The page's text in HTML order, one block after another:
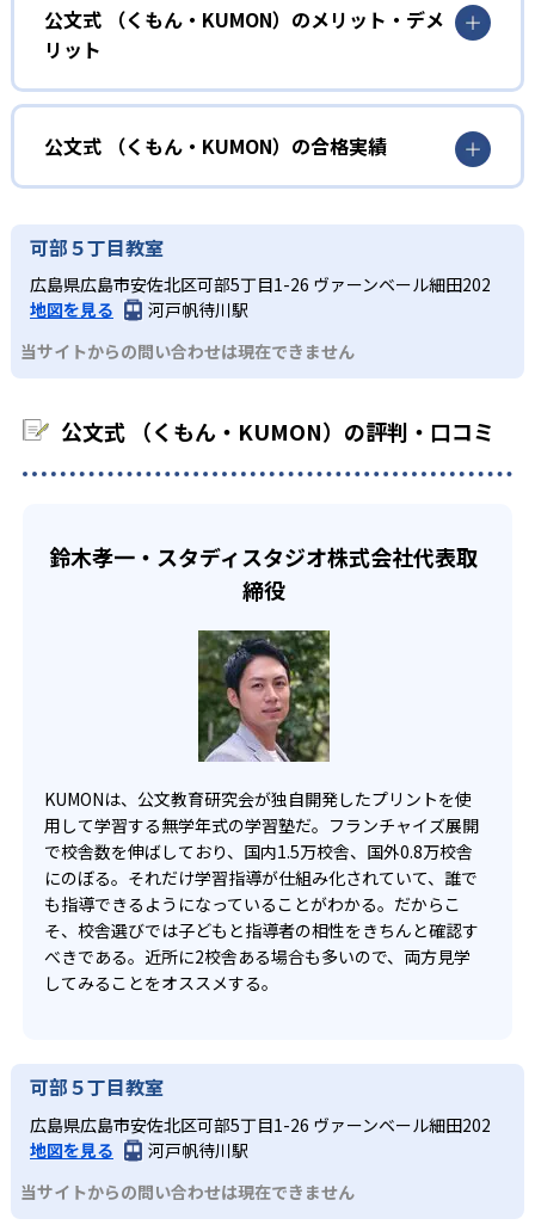
しさを経験できる。
KUMONの教材は、簡単な問題から高度な問題へと、スモー
ルステップで進んでいけるよう工夫されている。このスタ
イルは子どもの学習意欲をかき立てるため、教えてもらう
という受け身の姿勢ではなく、自ら進んで学ぶ姿勢を身に
つけられるだろう。
また、自学学習スタイルで学ぶ子どもたちは、自らの学習
課題に気がつくようになる。学年を超えた範囲も学習でき
るため、早い時期から高校教材に進む生徒もいる。
03 フレキシブルな受講スタイル
でも週2回受講できる。そのため、部活や他の習い事で忙し
らのオンライン受講と通室を組み合わせることも可能だ。
小学校に入る準備をしたい幼児向け
KUMONでは細かいステップに分かれた教材で、わかる楽し
さを経験しながら無理なく力を高めていける。
性格や学習への取り組み姿勢に合わせて内容も調整するた
め、小学校に入ってもつまずきにくい学力を身につけられ
るだろう。
中学に向けて苦手教科を克服したい子ども向け
KUMONでは経験豊富な先生が、子どものやる気を引き出せ
るよう適切なヒントを与えたり、声かけをしたりしてい
少しずつ苦手意識を克服できるだろう。
部活や習い事と両立したい生徒向け
KUMONでは、一人ひとりの学習状況やスケジュールに合わ
宿題の量や進め方に関しては、いつでも気軽に相談可能
だ。
公文式 （くもん・KUMON）のメリット・デメ
リット
どんなメリットがある？
KUMONでは自学自習スタイルで勉強するため、集中力や目
標に向かって頑張りやり抜く力を育むことができる。ま
た、年齢や学年にとらわれずに自分の学力に相応したレベ
ルから学習できるため、難しすぎてやる気を損ねたり、簡
単すぎて退屈することもない。
どんなデメリットがある？
KUMONでは、中高生のクラスでも数学・英語・国語の3教
科に限られるため、その他の教科に関しては他塾を検討す
る必要があるだろう。
公文式 （くもん・KUMON）の合格実績
KUMONは、公式サイトでは合格実績は公開していない。志
わせたい。
可部５丁目教室
広島県広島市安佐北区可部5丁目1-26 ヴァーンベール細田202
地図を見る
河戸帆待川駅
当サイトからの問い合わせは現在できません
公文式 （くもん・KUMON）の評判・口コミ
鈴木孝一・スタディスタジオ株式会社代表取
締役
KUMONは、公文教育研究会が独自開発したプリントを使
用して学習する無学年式の学習塾だ。フランチャイズ展開
で校舎数を伸ばしており、国内1.5万校舎、国外0.8万校舎
にのぼる。それだけ学習指導が仕組み化されていて、誰で
も指導できるようになっていることがわかる。だからこ
そ、校舎選びでは子どもと指導者の相性をきちんと確認す
べきである。近所に2校舎ある場合も多いので、両方見学
してみることをオススメする。
可部５丁目教室
広島県広島市安佐北区可部5丁目1-26 ヴァーンベール細田202
地図を見る
河戸帆待川駅
当サイトからの問い合わせは現在できません